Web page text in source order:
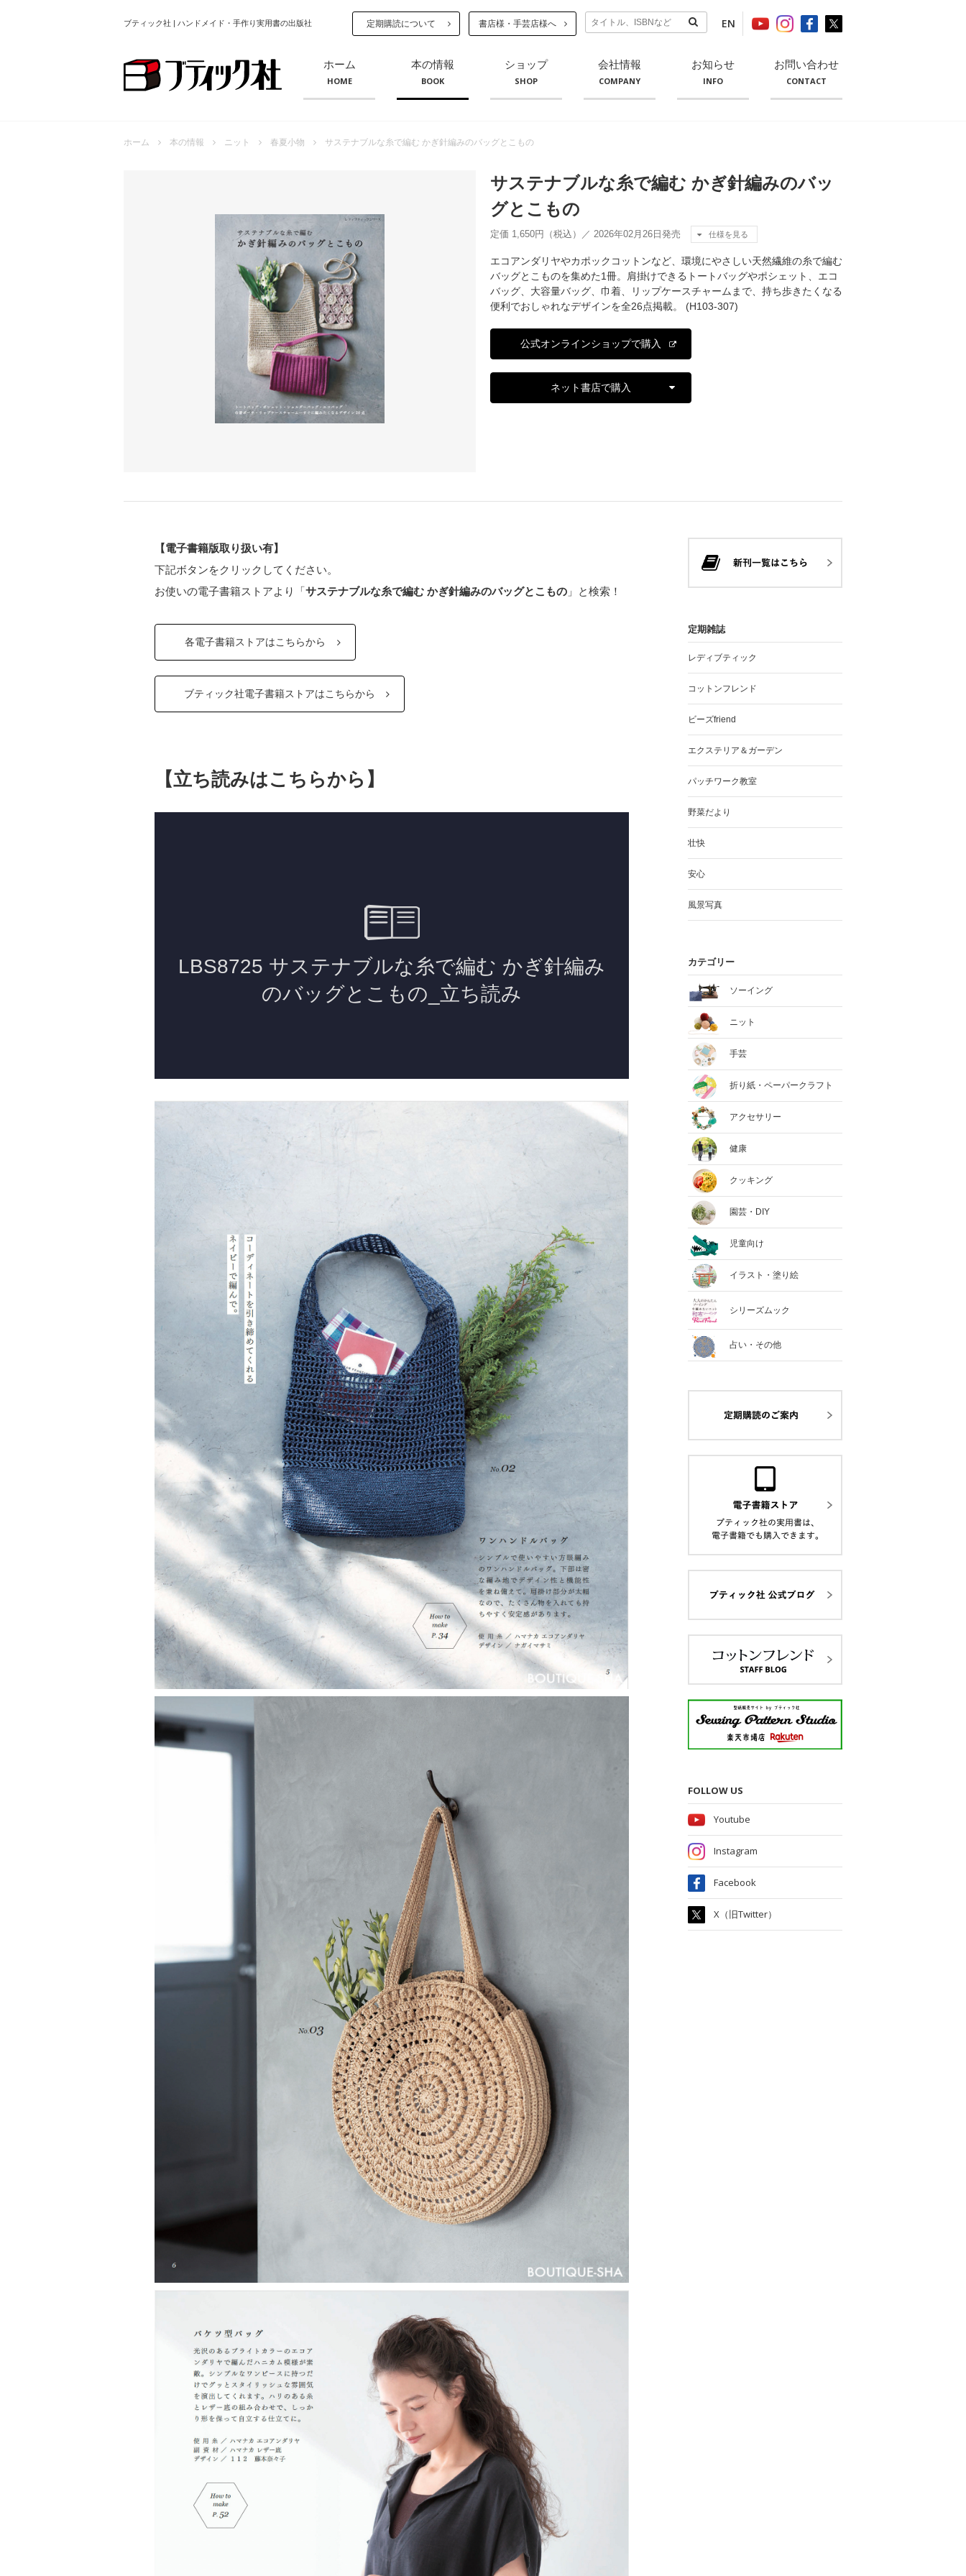
ブティック社 | ハンドメイド・手作り実用書の出版社 定期購読について 書店様・手芸店様へ EN
ホーム
HOME
本の情報
BOOK
ショップ
SHOP
会社情報
COMPANY
お知らせ
INFO
お問い合わせ
CONTACT
ホーム 本の情報 ニット 春夏小物 サステナブルな糸で編む かぎ針編みのバッグとこもの
サステナブルな糸で編む かぎ針編みのバッ
グとこもの
定価 1,650円（税込）／ 2026年02月26日発売 仕様を見る
エコアンダリヤやカポックコットンなど、環境にやさしい天然繊維の糸で編む
バッグとこものを集めた1冊。肩掛けできるトートバッグやポシェット、エコ
バッグ、大容量バッグ、巾着、リップケースチャームまで、持ち歩きたくなる
便利でおしゃれなデザインを全26点掲載。 (H103-307)
公式オンラインショップで購入
ネット書店で購入
【電子書籍版取り扱い有】
下記ボタンをクリックしてください。
お使いの電子書籍ストアより「サステナブルな糸で編む かぎ針編みのバッグとこもの」と検索！
各電子書籍ストアはこちらから
ブティック社電子書籍ストアはこちらから
【立ち読みはこちらから】
定期雑誌
レディブティック
コットンフレンド
ビーズfriend
エクステリア＆ガーデン
パッチワーク教室
野菜だより
壮快
安心
風景写真
カテゴリー
ソーイング
ニット
手芸
折り紙・ペーパークラフト
アクセサリー
健康
クッキング
園芸・DIY
児童向け
イラスト・塗り絵
シリーズムック
占い・その他
FOLLOW US
Youtube
Instagram
Facebook
X（旧Twitter）